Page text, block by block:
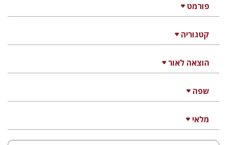
פורמט
קטגוריה
הוצאה לאור
שפה
מלאי